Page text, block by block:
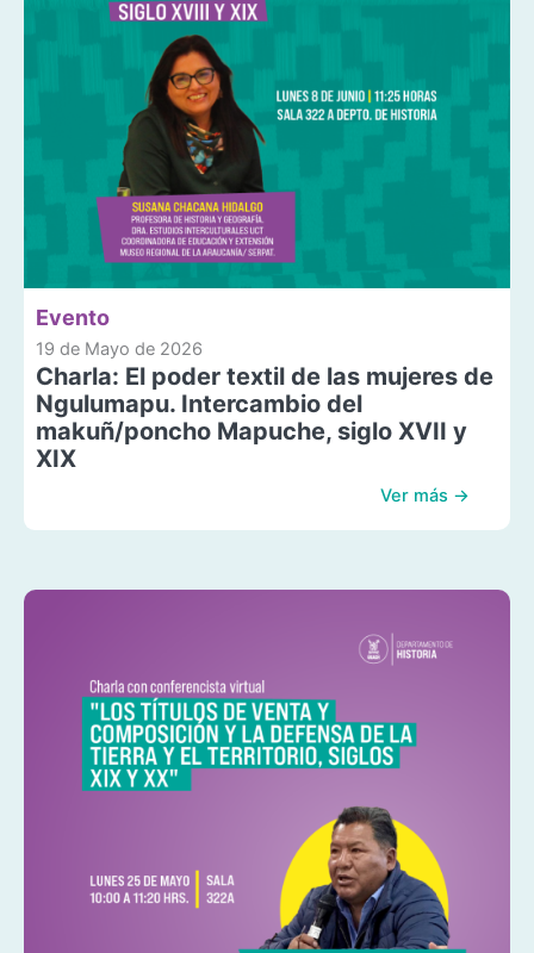
Evento
19 de Mayo de 2026
Charla: El poder textil de las mujeres de
Ngulumapu. Intercambio del
makuñ/poncho Mapuche, siglo XVII y
XIX
Ver más →